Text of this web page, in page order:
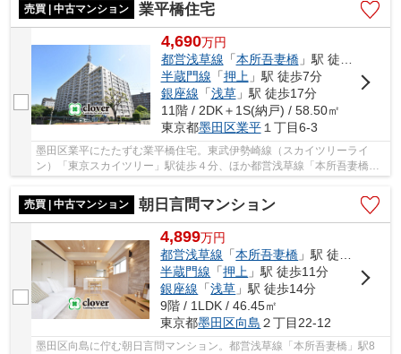
売買 | 中古マンション
業平橋住宅
4,690万円
都営浅草線 「本所吾妻橋」駅 徒歩7分
半蔵門線 「押上 」駅 徒歩7分
銀座線 「浅草」駅 徒歩17分
11階 / 2DK＋1S(納戸) / 58.50㎡
東京都墨田区業平１丁目6-3
墨田区業平にたたずむ業平橋住宅。東武伊勢崎線（スカイツリーライ
ン）「東京スカイツリー」駅徒歩４分、ほか都営浅草線「本所吾妻橋」
売買 | 中古マンション
朝日言問マンション
4,899万円
都営浅草線 「本所吾妻橋 」駅 徒歩8分
半蔵門線 「押上 」駅 徒歩11分
銀座線 「浅草 」駅 徒歩14分
9階 / 1LDK / 46.45㎡
東京都墨田区向島 ２丁目22-12
墨田区向島に佇む朝日言問マンション。都営浅草線「本所吾妻橋」駅8